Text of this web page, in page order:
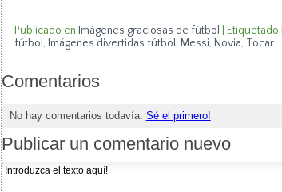
Publicado en Imágenes graciosas de fútbol Etiquetado
fútbol , Imágenes divertidas fútbol , Messi, Novia, Tocar
Comentarios
No hay comentarios todavía. Sé el primero!
Publicar un comentario nuevo